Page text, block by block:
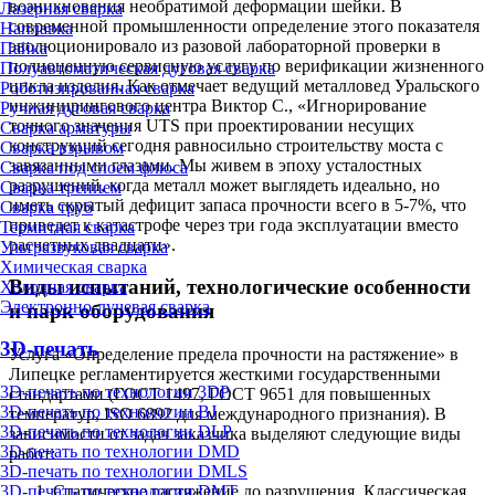
Лазерная сварка
Наплавка
Пайка
Полуавтоматическая дуговая сварка
Роботизированная сварка
Ручная дуговая сварка
Сварка арматуры
Сварка взрывом
Сварка под слоем флюса
Сварка трением
Сварка труб
Термитная сварка
Ультразвуковая сварка
Химическая сварка
Холодная сварка
Электронно-лучевая сварка
3D-печать
3D-печать по технологии 3DP
3D-печать по технологии BJ
3D-печать по технологии DLP
3D-печать по технологии DMD
3D-печать по технологии DMLS
3D-печать по технологии DMT
возникновения необратимой деформации шейки. В
современной промышленности определение этого показателя
эволюционировало из разовой лабораторной проверки в
полноценную сервисную услугу по верификации жизненного
цикла изделия. Как отмечает ведущий металловед Уральского
инжинирингового центра Виктор С., «Игнорирование
точного значения UTS при проектировании несущих
конструкций сегодня равносильно строительству моста с
завязанными глазами. Мы живем в эпоху усталостных
разрушений, когда металл может выглядеть идеально, но
иметь скрытый дефицит запаса прочности всего в 5-7%, что
приведет к катастрофе через три года эксплуатации вместо
расчетных двадцати».
Виды испытаний, технологические особенности
и парк оборудования
Услуга «Определение предела прочности на растяжение» в
Липецке регламентируется жесткими государственными
стандартами (ГОСТ 1497, ГОСТ 9651 для повышенных
температур, ISO 6892 для международного признания). В
зависимости от задач заказчика выделяют следующие виды
работ: